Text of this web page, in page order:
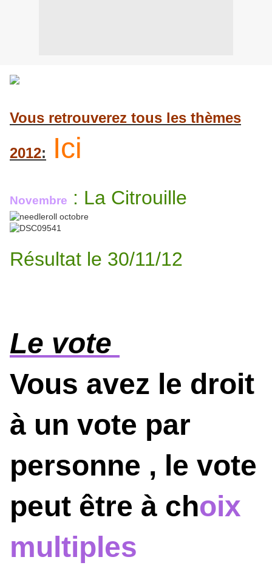
Vous retrouverez tous les thèmes
2012: Ici
Novembre : La Citrouille
Résultat le 30/11/12
Le vote
Vous avez le droit
à un vote par
personne , le vote
peut être à choix
multiples